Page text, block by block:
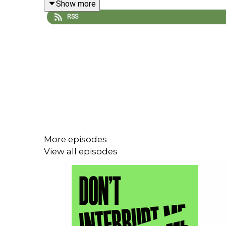
Show more
RSS
More episodes
View all episodes